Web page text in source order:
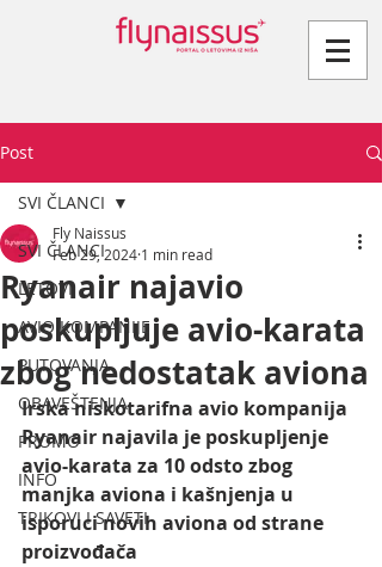
Post
SVI ČLANCI
LETOVI
AVIO KOMPANIJE
PUTOVANJA
OBAVEŠTENJA
PROMO
INFO
TRIKOVI I SAVETI
SVI ČLANCI
Ryanair najavio
poskupljuje avio-karata
zbog nedostatak aviona
Fly Naissus
Feb 29, 2024 1 min read
Irska niskotarifna avio kompanija
Ryanair najavila je poskupljenje
avio-karata za 10 odsto zbog
manjka aviona i kašnjenja u
isporuci novih aviona od strane
proizvođača